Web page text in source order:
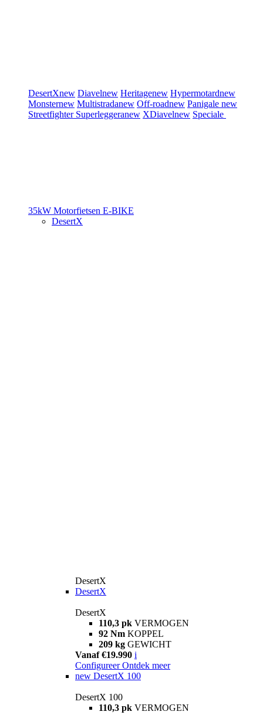
DesertXnew Diavelnew Heritagenew Hypermotardnew
Monsternew Multistradanew Off-roadnew Panigale new
Streetfighter Superleggeranew XDiavelnew Speciale
35kW Motorfietsen E-BIKE
DesertX
DesertX
DesertX
DesertX
110,3 pk VERMOGEN
92 Nm KOPPEL
209 kg GEWICHT
Vanaf €19.990 i
Configureer Ontdek meer
new DesertX 100
DesertX 100
110,3 pk VERMOGEN